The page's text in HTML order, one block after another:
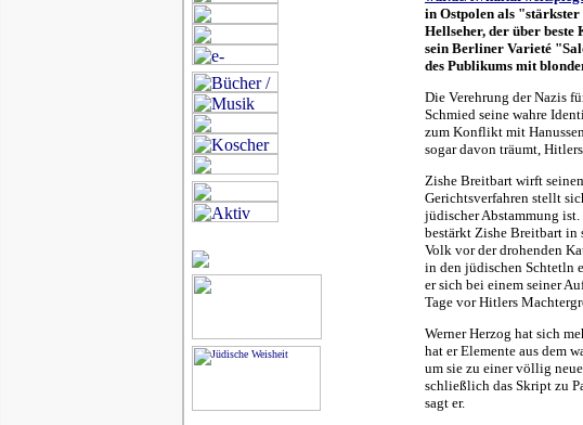
in Ostpolen als
Hellseher, der über
sein Berliner Varieté
des Publikums mit
Die Verehrung der Nazis
Schmied seine wahre
zum Konflikt mit
sogar davon träumt,
Zishe Breitbart wirft
Gerichtsverfahren stellt
jüdischer Abstammung ist.
bestärkt Zishe Breitbart in
Volk vor der drohenden
in den jüdischen Schtetln
er sich bei einem seiner
Tage vor Hitlers
Werner Herzog hat sich
hat er Elemente aus dem
um sie zu einer völlig
schließlich das Skript zu
sagt er.